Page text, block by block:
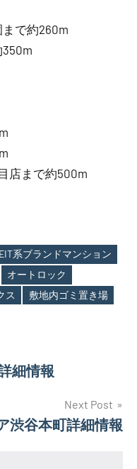
で約260m
店まで約500m
系ブランドマンション
オートロック
ス
敷地内ゴミ置き場
細情報
Next Post
渋谷本町詳細情報